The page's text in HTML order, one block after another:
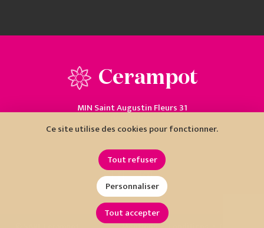
Cerampot
MIN Saint Augustin Fleurs 31
04 93 18 80 10
Ce site utilise des cookies pour fonctionner.
Tout refuser
Personnaliser
Tout accepter